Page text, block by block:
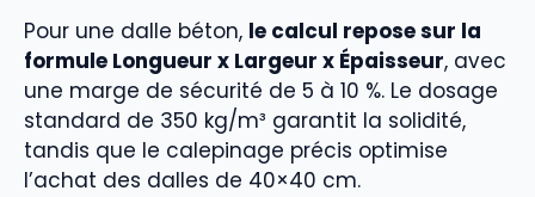
Pour une dalle béton, le calcul repose sur la
formule Longueur x Largeur x Épaisseur, avec
une marge de sécurité de 5 à 10 %. Le dosage
standard de 350 kg/m³ garantit la solidité,
tandis que le calepinage précis optimise
l’achat des dalles de 40×40 cm.